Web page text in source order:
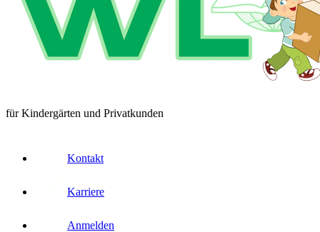
für Kindergärten und Privatkunden
Kontakt
Karriere
Anmelden